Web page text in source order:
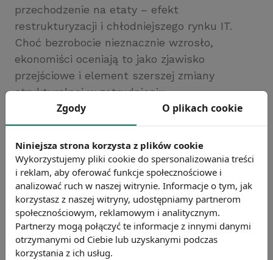
przechodzenie na etaty – efekt
restrukturyzacji i chłodniejszego rynku IT.
Choć bezrobocie nieznacznie wzrosło,
ekonomiści oceniają to jako zjawisko
przejściowe i element szerszej zmiany
strukturalnej w zatrudnieniu.
Źródło: www.gazeta.pl
Chcesz wiedzieć więcej?
Zobacz więcej wiadomości
Zgody O plikach cookie
Niniejsza strona korzysta z plików cookie
Wykorzystujemy pliki cookie do spersonalizowania treści
i reklam, aby oferować funkcje społecznościowe i
analizować ruch w naszej witrynie. Informacje o tym, jak
korzystasz z naszej witryny, udostępniamy partnerom
społecznościowym, reklamowym i analitycznym.
Partnerzy mogą połączyć te informacje z innymi danymi
otrzymanymi od Ciebie lub uzyskanymi podczas
korzystania z ich usług.